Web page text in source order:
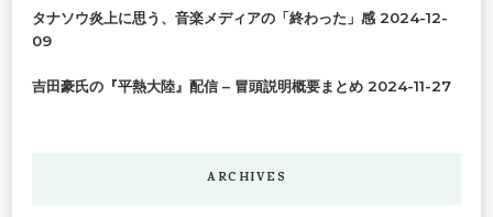
タナソウ炎上に思う、音楽メディアの「終わった」感 2024-12-
09
吉田豪氏の『平熱大陸』配信 – 冒頭説明概要まとめ 2024-11-27
ARCHIVES